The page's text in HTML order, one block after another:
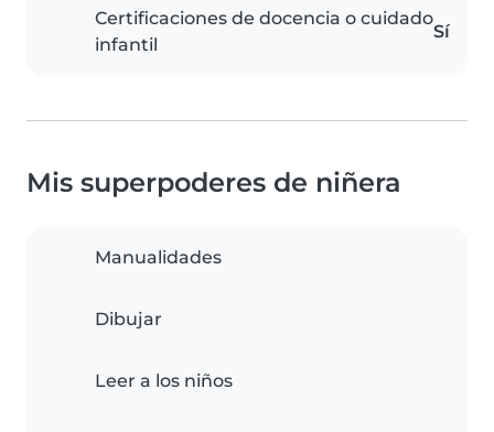
Certificaciones de docencia o cuidado
infantil
Sí
Mis superpoderes de niñera
Manualidades
Dibujar
Leer a los niños